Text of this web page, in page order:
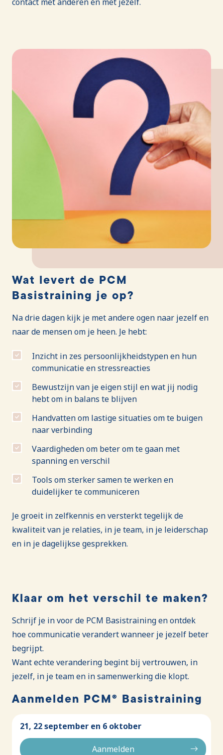
Wat levert de PCM
Basistraining je op?
Na drie dagen kijk je met andere ogen naar jezelf en
naar de mensen om je heen. Je hebt:
Inzicht in zes persoonlijkheidstypen en hun
communicatie en stressreacties
Bewustzijn van je eigen stijl en wat jij nodig
hebt om in balans te blijven
Handvatten om lastige situaties om te buigen
naar verbinding
Vaardigheden om beter om te gaan met
spanning en verschil
Tools om sterker samen te werken en
duidelijker te communiceren
Je groeit in zelfkennis en versterkt tegelijk de
kwaliteit van je relaties, in je team, in je leiderschap
en in je dagelijkse gesprekken.
Klaar om het verschil te maken?
Schrijf je in voor de PCM Basistraining en ontdek
hoe communicatie verandert wanneer je jezelf beter
begrijpt.
Want echte verandering begint bij vertrouwen, in
jezelf, in je team en in samenwerking die klopt.
Aanmelden PCM® Basistraining
21, 22 september en 6 oktober
Aanmelden